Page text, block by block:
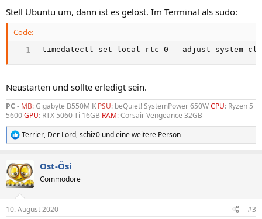
Stell Ubuntu um, dann ist es gelöst. Im Terminal als sudo:
Code:
timedatectl set-local-rtc 0 --adjust-system-
Neustarten und sollte erledigt sein.
PC - MB: Gigabyte B550M K PSU: beQuiet! SystemPower 650WCPU: Ryzen 5
5600GPU: RTX 5060 Ti 16GB RAM: Corsair Vengeance 32GB
R
e
k
t
i
e
Terrier, Der Lord,schiz0 und eine weitere Person
Ost-Ösi
Commodore
10. August 2020 #3